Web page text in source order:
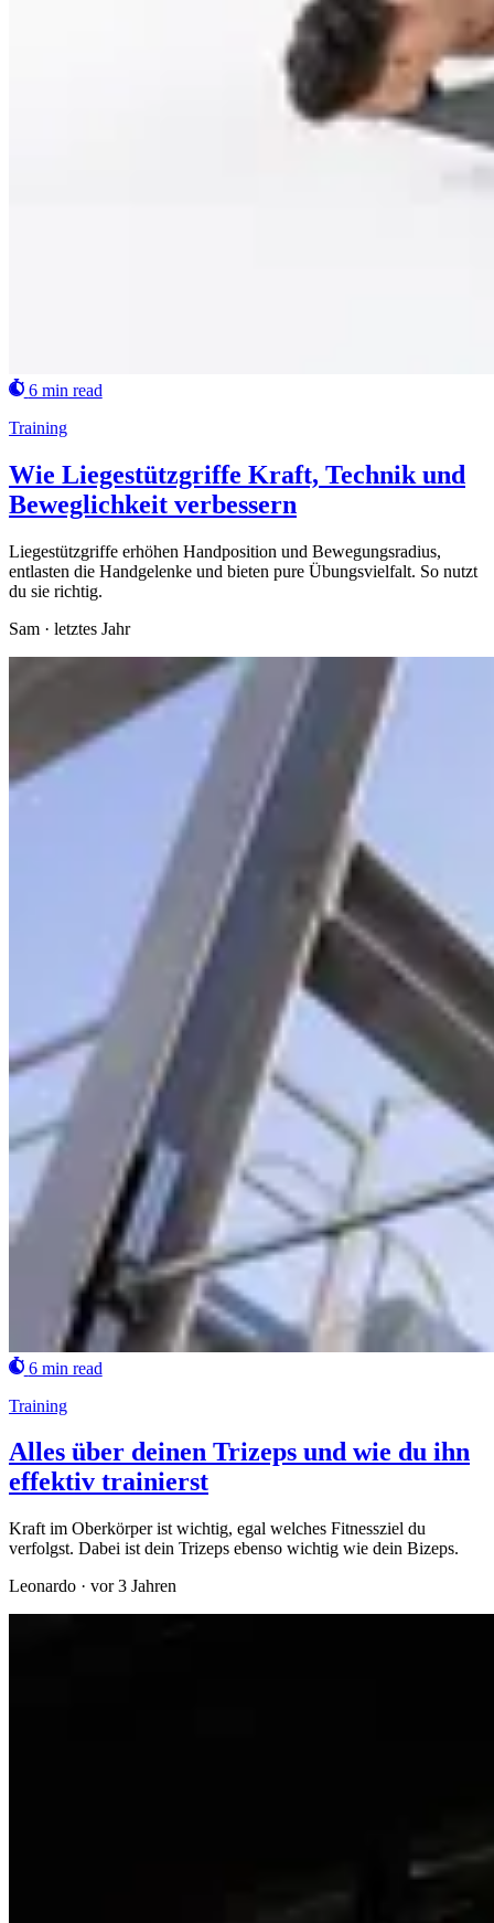
6 min read
Training
Wie Liegestützgriffe Kraft, Technik und
Beweglichkeit verbessern
Liegestützgriffe erhöhen Handposition und Bewegungsradius,
entlasten die Handgelenke und bieten pure Übungsvielfalt. So nutzt
du sie richtig.
Sam · letztes Jahr
6 min read
Training
Alles über deinen Trizeps und wie du ihn
effektiv trainierst
Kraft im Oberkörper ist wichtig, egal welches Fitnessziel du
verfolgst. Dabei ist dein Trizeps ebenso wichtig wie dein Bizeps.
Leonardo · vor 3 Jahren